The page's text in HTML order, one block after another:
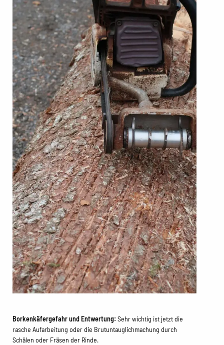
Borkenkäfergefahr und Entwertung: Sehr wichtig ist jetzt die
rasche Aufarbeitung oder die Brutuntauglichmachung durch
Schälen oder Fräsen der Rinde.